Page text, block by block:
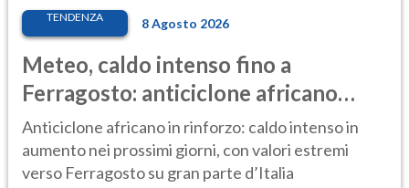
TENDENZA 8 Agosto 2026
Meteo, caldo intenso fino a
Ferragosto: anticiclone africano
ancora protagonista
Anticiclone africano in rinforzo: caldo intenso in
aumento nei prossimi giorni, con valori estremi
verso Ferragosto su gran parte d’Italia